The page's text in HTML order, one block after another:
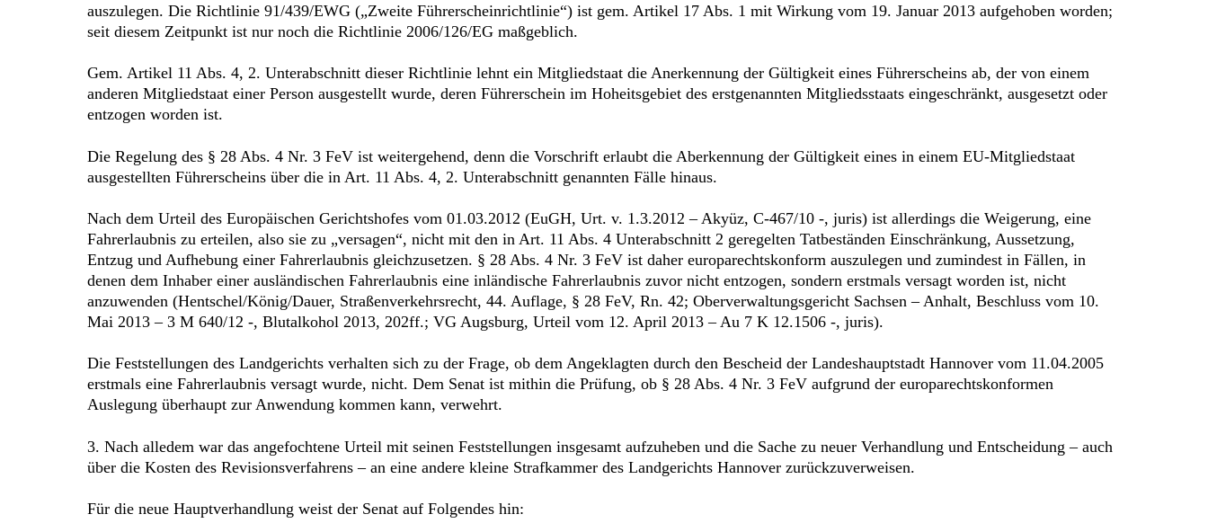
auszulegen. Die Richtlinie 91/439/EWG („Zweite Führerscheinrichtlinie“) ist gem. Artikel 17 Abs. 1 mit Wirkung vom 19. Januar 2013 aufgehoben worden;
seit diesem Zeitpunkt ist nur noch die Richtlinie 2006/126/EG maßgeblich.
Gem. Artikel 11 Abs. 4, 2. Unterabschnitt dieser Richtlinie lehnt ein Mitgliedstaat die Anerkennung der Gültigkeit eines Führerscheins ab, der von einem
anderen Mitgliedstaat einer Person ausgestellt wurde, deren Führerschein im Hoheitsgebiet des erstgenannten Mitgliedsstaats eingeschränkt, ausgesetzt oder
entzogen worden ist.
Die Regelung des § 28 Abs. 4 Nr. 3 FeV ist weitergehend, denn die Vorschrift erlaubt die Aberkennung der Gültigkeit eines in einem EU-Mitgliedstaat
ausgestellten Führerscheins über die in Art. 11 Abs. 4, 2. Unterabschnitt genannten Fälle hinaus.
Nach dem Urteil des Europäischen Gerichtshofes vom 01.03.2012 (EuGH, Urt. v. 1.3.2012 – Akyüz, C-467/10 -, juris) ist allerdings die Weigerung, eine
Fahrerlaubnis zu erteilen, also sie zu „versagen“, nicht mit den in Art. 11 Abs. 4 Unterabschnitt 2 geregelten Tatbeständen Einschränkung, Aussetzung,
Entzug und Aufhebung einer Fahrerlaubnis gleichzusetzen. § 28 Abs. 4 Nr. 3 FeV ist daher europarechtskonform auszulegen und zumindest in Fällen, in
denen dem Inhaber einer ausländischen Fahrerlaubnis eine inländische Fahrerlaubnis zuvor nicht entzogen, sondern erstmals versagt worden ist, nicht
anzuwenden (Hentschel/König/Dauer, Straßenverkehrsrecht, 44. Auflage, § 28 FeV, Rn. 42; Oberverwaltungsgericht Sachsen – Anhalt, Beschluss vom 10.
Mai 2013 – 3 M 640/12 -, Blutalkohol 2013, 202ff.; VG Augsburg, Urteil vom 12. April 2013 – Au 7 K 12.1506 -, juris).
Die Feststellungen des Landgerichts verhalten sich zu der Frage, ob dem Angeklagten durch den Bescheid der Landeshauptstadt Hannover vom 11.04.2005
erstmals eine Fahrerlaubnis versagt wurde, nicht. Dem Senat ist mithin die Prüfung, ob § 28 Abs. 4 Nr. 3 FeV aufgrund der europarechtskonformen
Auslegung überhaupt zur Anwendung kommen kann, verwehrt.
3. Nach alledem war das angefochtene Urteil mit seinen Feststellungen insgesamt aufzuheben und die Sache zu neuer Verhandlung und Entscheidung – auch
über die Kosten des Revisionsverfahrens – an eine andere kleine Strafkammer des Landgerichts Hannover zurückzuverweisen.
Für die neue Hauptverhandlung weist der Senat auf Folgendes hin: